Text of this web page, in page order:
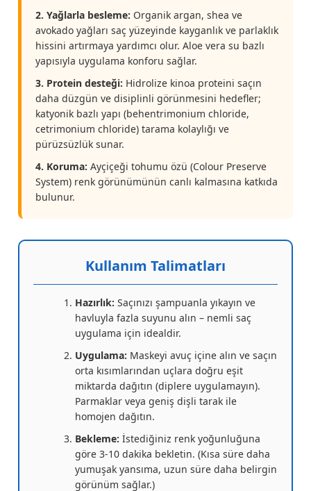
2. Yağlarla besleme: Organik argan, shea ve
avokado yağları saç yüzeyinde kayganlık ve parlaklık
hissini artırmaya yardımcı olur. Aloe vera su bazlı
yapısıyla uygulama konforu sağlar.
3. Protein desteği: Hidrolize kinoa proteini saçın
daha düzgün ve disiplinli görünmesini hedefler;
katyonik bazlı yapı (behentrimonium chloride,
cetrimonium chloride) tarama kolaylığı ve
pürüzsüzlük sunar.
4. Koruma: Ayçiçeği tohumu özü (Colour Preserve
System) renk görünümünün canlı kalmasına katkıda
bulunur.
Kullanım Talimatları
Hazırlık: Saçınızı şampuanla yıkayın ve
havluyla fazla suyunu alın – nemli saç
uygulama için idealdir.
Uygulama: Maskeyi avuç içine alın ve saçın
orta kısımlarından uçlara doğru eşit
miktarda dağıtın (diplere uygulamayın).
Parmaklar veya geniş dişli tarak ile
homojen dağıtın.
Bekleme: İstediğiniz renk yoğunluğuna
göre 3-10 dakika bekletin. (Kısa süre daha
yumuşak yansıma, uzun süre daha belirgin
görünüm sağlar.)